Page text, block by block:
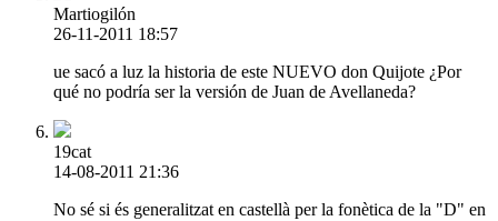
Martiogilón
26-11-2011 18:57
ue sacó a luz la historia de este NUEVO don Quijote ¿Por
qué no podría ser la versión de Juan de Avellaneda?
19cat
14-08-2011 21:36
No sé si és generalitzat en castellà per la fonètica de la "D" en